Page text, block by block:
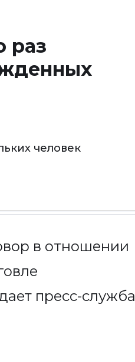
раз
человек
в отношении
пресс-служба